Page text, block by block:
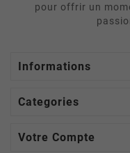
pour offrir un
Informations
Categories
Votre Compte